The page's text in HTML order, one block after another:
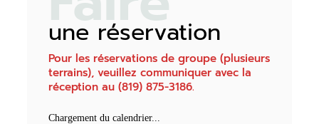
une réservation
Pour les réservations de groupe (plusieurs
terrains), veuillez communiquer avec la
réception au (819) 875-3186.
Chargement du calendrier...